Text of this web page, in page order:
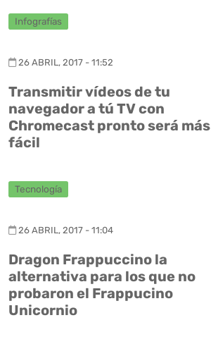
Infografías
26 ABRIL, 2017 - 11:52
Transmitir vídeos de tu
navegador a tú TV con
Chromecast pronto será más
fácil
Tecnología
26 ABRIL, 2017 - 11:04
Dragon Frappuccino la
alternativa para los que no
probaron el Frappucino
Unicornio